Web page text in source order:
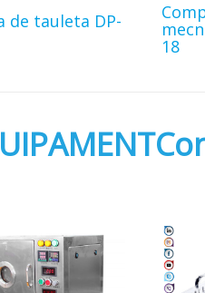
de tauleta DP-
18